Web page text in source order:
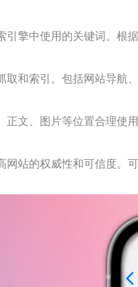
擎中使用的关键词。根
和索引。包括网站导航
文、图片等位置合理使
站的权威性和可信度。